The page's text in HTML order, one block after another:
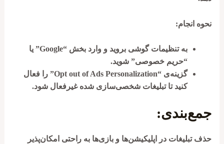
نحوه انجام:
به تنظیمات گوشی بروید و وارد بخش “Google” یا
“حریم خصوصی” شوید.
گزینه‌ی “Opt out of Ads Personalization” را فعال
کنید تا تبلیغات شخصی‌سازی شده غیرفعال شود.
جمع‌بندی:
حذف تبلیغات در اپلیکیشن‌ها و بازی‌ها به راحتی امکان‌پذیر